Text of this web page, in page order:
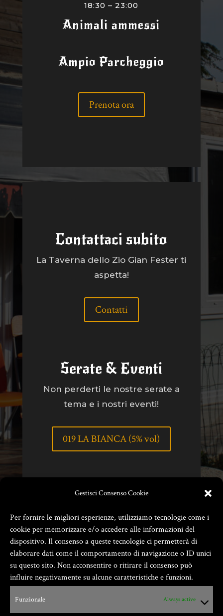
Gestisci Consenso Cookie
Per fornire le migliori esperienze, utilizziamo tecnologie come i
cookie per memorizzare e/o accedere alle informazioni del
dispositivo. Il consenso a queste tecnologie ci permetterà di
elaborare dati come il comportamento di navigazione o ID unici
su questo sito. Non acconsentire o ritirare il consenso può
influire negativamente su alcune caratteristiche e funzioni.
Funzionale Always active
18:30 – 23:00
Animali ammessi
Ampio Parcheggio
Prenota ora
Contattaci subito
La Taverna dello Zio Gian Fester ti
aspetta!
Contatti
Serate & Eventi
Non perderti le nostre serate a
tema e i nostri eventi!
019 LA BIANCA (5% vol)
Zio Gian Fester ® GIANFESTER S.a.S. –